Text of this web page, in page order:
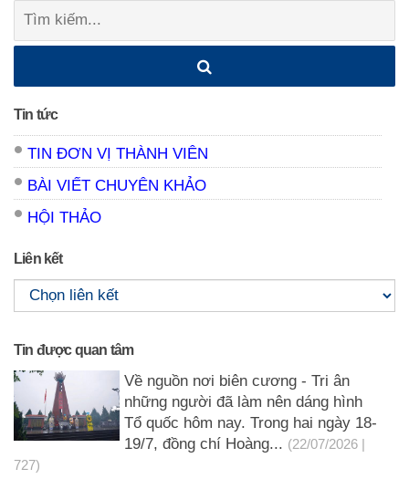
Tìm
Tin tức
TIN ĐƠN VỊ THÀNH VIÊN
BÀI VIẾT CHUYÊN KHẢO
HỘI THẢO
Liên kết
Tin được quan tâm
Về nguồn nơi biên cương - Tri ân
những người đã làm nên dáng hình
Tổ quốc hôm nay. Trong hai ngày 18-
19/7, đồng chí Hoàng... (22/07/2026 |
727)